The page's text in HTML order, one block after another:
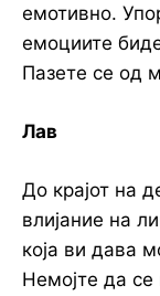
емотивно.
емоциите
Пазете се од
Лав
До крајот на
влијание на
која ви дава
Немојте да се